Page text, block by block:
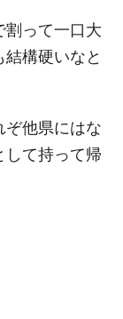
割って一口大
構硬いなと
ぞ他県にはな
して持って帰